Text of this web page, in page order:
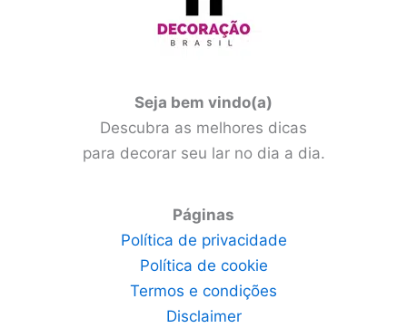
Seja bem vindo(a)
Descubra as melhores dicas
para decorar seu lar no dia a dia.
Páginas
Política de privacidade
Política de cookie
Termos e condições
Disclaimer